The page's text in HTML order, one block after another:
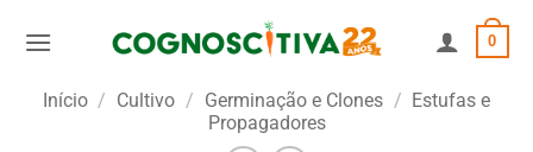
0
Início / Cultivo / Germinação e Clones / Estufas e
Propagadores